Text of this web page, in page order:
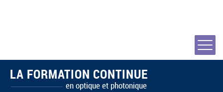
LA FORMATION CONTINUE
en optique et photonique